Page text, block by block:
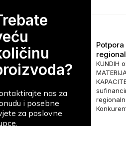
nas za
i posebne
za poslovne
KUNDIH